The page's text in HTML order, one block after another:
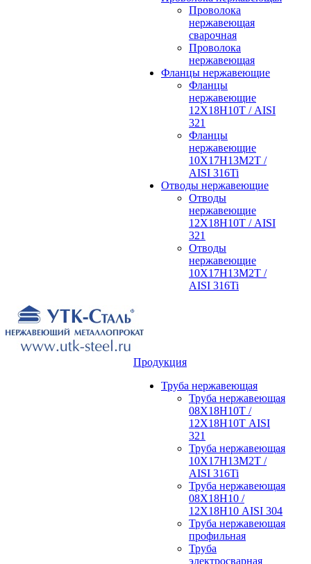
Проволока
нержавеющая
сварочная
Проволока
нержавеющая
Фланцы нержавеющие
Фланцы
нержавеющие
12Х18Н10Т / AISI
321
Фланцы
нержавеющие
10Х17Н13М2Т /
AISI 316Ti
Отводы нержавеющие
Отводы
нержавеющие
12Х18Н10Т / AISI
321
Отводы
нержавеющие
10Х17Н13М2Т /
AISI 316Ti
Продукция
Труба нержавеющая
Труба нержавеющая
08Х18Н10Т /
12Х18Н10Т AISI
321
Труба нержавеющая
10Х17Н13М2Т /
AISI 316Ti
Труба нержавеющая
08Х18Н10 /
12Х18Н10 AISI 304
Труба нержавеющая
профильная
Труба
электросварная